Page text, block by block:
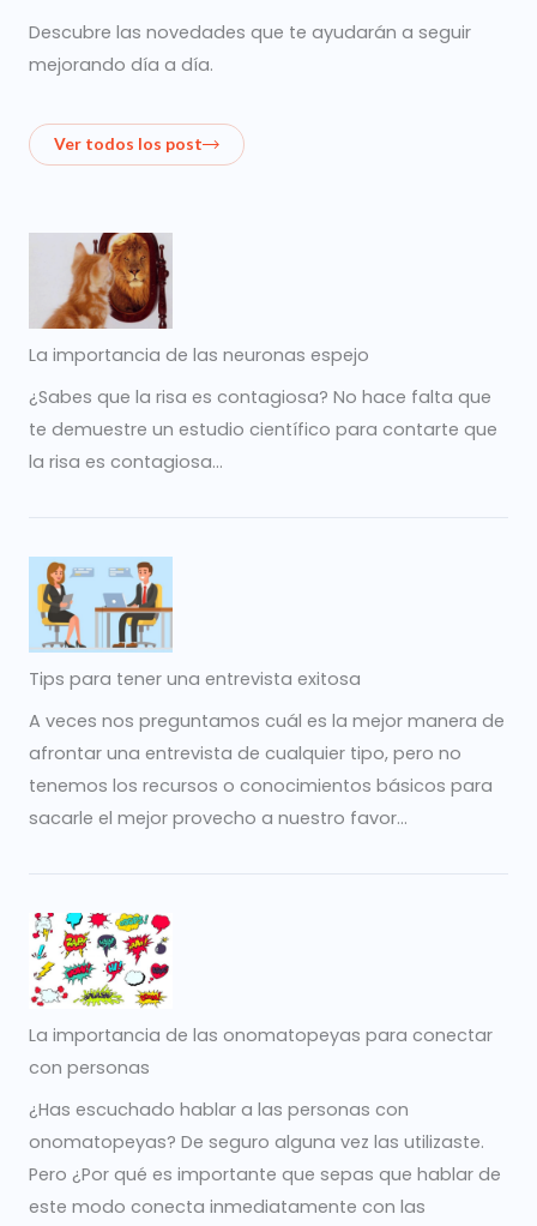
Descubre las novedades que te ayudarán a seguir
mejorando día a día.
Ver todos los post
La importancia de las neuronas espejo
¿Sabes que la risa es contagiosa? No hace falta que
te demuestre un estudio científico para contarte que
la risa es contagiosa…
Tips para tener una entrevista exitosa
A veces nos preguntamos cuál es la mejor manera de
afrontar una entrevista de cualquier tipo, pero no
tenemos los recursos o conocimientos básicos para
sacarle el mejor provecho a nuestro favor...
La importancia de las onomatopeyas para conectar
con personas
¿Has escuchado hablar a las personas con
onomatopeyas? De seguro alguna vez las utilizaste.
Pero ¿Por qué es importante que sepas que hablar de
este modo conecta inmediatamente con las